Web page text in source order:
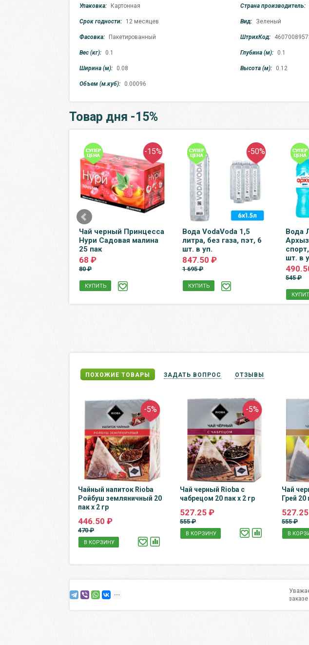
Упаковка: Картонная Страна производитель:
Срок годности: 12 месяцев Вид: Зеленый
Фасовка: Пакетированный ШтрихКод:
Вес (кг): 0.1 Глубина (м): 0.1
Ширина (м): 0.08 Высота (м): 0.12
Объем (м.куб): 0.00096
Товар дня -15%
-15%
Чай черный Принцесса
Нури Садовая малина
25 пак
68 ₽
80 ₽
КУПИТЬ
-50%
Вода VodaVoda 1,5
литра, без газа, пэт, 6
шт. в уп.
847.50 ₽
1 695 ₽
КУПИТЬ
Вода
шт. в
545 ₽
ПОХОЖИЕ ТОВАРЫ ЗАДАТЬ ВОПРОС ОТЗЫВЫ
-5%
Чайный напиток Rioba
Ройбуш земляничный 20
пак х 2 гр
446.50 ₽
470 ₽
В КОРЗИНУ
-5%
Чай черный Rioba с
чабрецом 20 пак х 2 гр
527.25 ₽
555 ₽
В КОРЗИНУ
Чай
Грей 20
555 ₽
В